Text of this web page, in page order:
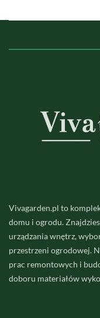
Vivagarden.pl to
domu i ogrodu.
urządzania wnętrz,
przestrzeni ogrodowej.
prac remontowych i
doboru materiałów